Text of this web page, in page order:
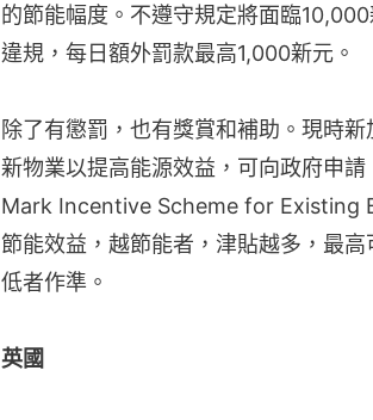
的節能幅度。不遵守規定將面臨
違規，每日額外罰款最高1,000新元。
除了有懲罰，也有獎賞和補助。現時
新物業以提高能源效益，可向政府申
Mark Incentive Scheme for Existing
節能效益，越節能者，津貼越多，最
低者作準。
英國